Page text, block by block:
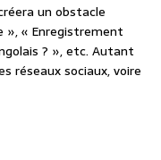
un obstacle
», « Enregistrement
? », etc. Autant
réseaux sociaux, voire